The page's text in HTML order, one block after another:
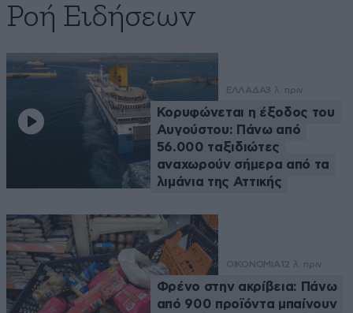
Ροή Ειδήσεων
ΕΛΛΑΔΑ3 λ. πριν
Κορυφώνεται η έξοδος του
Αυγούστου: Πάνω από
56.000 ταξιδιώτες
αναχωρούν σήμερα από τα
λιμάνια της Αττικής
ΟΙΚΟΝΟΜΙΑ 12 λ. πριν
Φρένο στην ακρίβεια: Πάνω
από 900 προϊόντα μπαίνουν